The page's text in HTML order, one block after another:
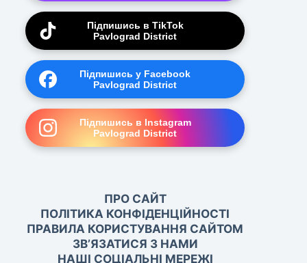
Підпишись в TikTok
Pavlograd District
Підпишись у Facebook
Pavlograd District
Підпишись в Instagram
Pavlograd District
ПРО САЙТ
ПОЛІТИКА КОНФІДЕНЦІЙНОСТІ
ПРАВИЛА КОРИСТУВАННЯ САЙТОМ
ЗВ’ЯЗАТИСЯ З НАМИ
НАШІ СОЦІАЛЬНІ МЕРЕЖІ